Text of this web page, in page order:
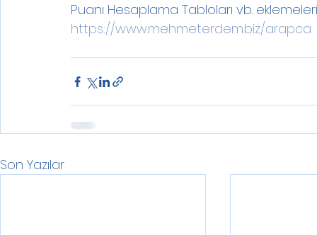
Puanı Hesaplama Tabloları vb. eklemeleri
https://www.mehmeterdem.biz/arapca
Son Yazılar